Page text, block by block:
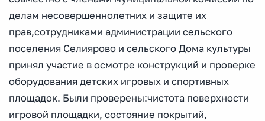
делам несовершеннолетних и защите их
прав,сотрудниками администрации сельского
поселения Селиярово и сельского Дома культуры
принял участие в осмотре конструкций и проверке
оборудования детских игровых и спортивных
площадок. Были проверены:чистота поверхности
игровой площадки, состояние покрытий,